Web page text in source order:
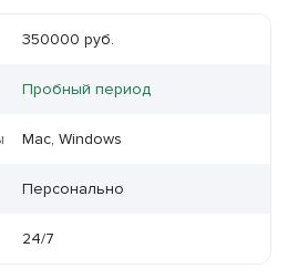
350000 руб.
Пробный период
Mac, Windows
Персонально
24/7